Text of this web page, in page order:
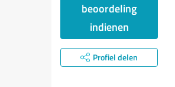
beoordeling
indienen
Profiel delen